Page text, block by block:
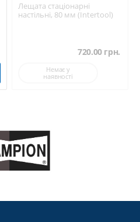
Лещата стаціонарні
настільні, 80 мм (Intertool)
720.00 грн.
Немає у
наявності